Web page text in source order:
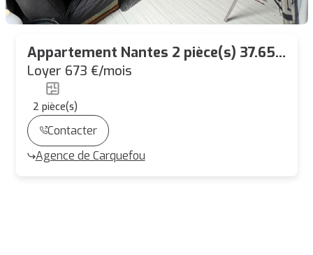
Appartement Nantes 2 pièce(s) 37.65
m2
Loyer 673 €/mois
2 pièce(s)
Contacter
Agence de Carquefou